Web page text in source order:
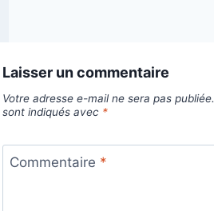
Laisser un commentaire
Votre adresse e-mail ne sera pas publiée.
sont indiqués avec *
Commentaire *